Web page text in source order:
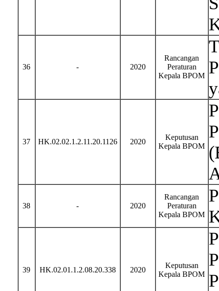
36 - 2020
Rancangan
Peraturan
Kepala BPOM
37 HK.02.02.1.2.11.20.1126 2020
Keputusan
Kepala BPOM
38 - 2020
Rancangan
Peraturan
Kepala BPOM
39 HK.02.01.1.2.08.20.338 2020
Keputusan
Kepala BPOM